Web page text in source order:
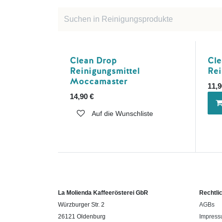
Clean Drop
Reinigungsmittel
Moccamaster
14,90 €
Auf die Wunschliste
La Molienda Kaffeerösterei GbR
Würzburger Str. 2
26121 Oldenburg
AGBs